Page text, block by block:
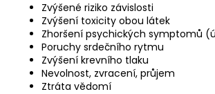
Zvýšené riziko závislosti
Zvýšení toxicity obou látek
Zhoršení psychických symptomů
Poruchy srdečního rytmu
Zvýšení krevního tlaku
Nevolnost, zvracení, průjem
Ztráta vědomí